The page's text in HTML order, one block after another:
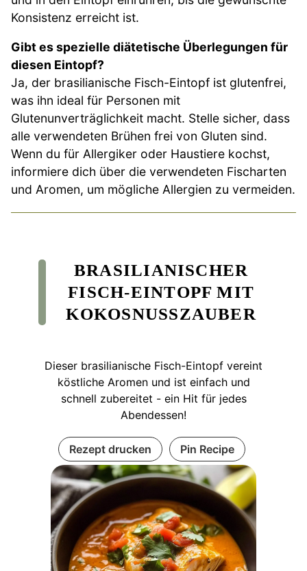
Konsistenz erreicht ist.
Gibt es spezielle diätetische Überlegungen für
diesen Eintopf?
Ja, der brasilianische Fisch-Eintopf ist glutenfrei,
was ihn ideal für Personen mit
Glutenunverträglichkeit macht. Stelle sicher, dass
alle verwendeten Brühen frei von Gluten sind.
Wenn du für Allergiker oder Haustiere kochst,
informiere dich über die verwendeten Fischarten
und Aromen, um mögliche Allergien zu vermeiden.
BRASILIANISCHER
FISCH-EINTOPF MIT
KOKOSNUSSZAUBER
Dieser brasilianische Fisch-Eintopf vereint
köstliche Aromen und ist einfach und
schnell zubereitet - ein Hit für jedes
Abendessen!
Rezept drucken Pin Recipe